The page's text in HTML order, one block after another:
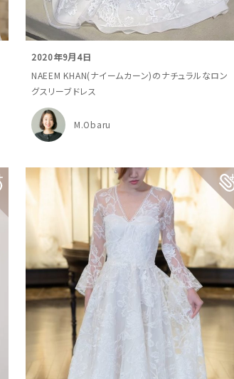
2020年9月4日
NAEEM KHAN(ナイームカーン)のナチュラルなロン
グスリーブドレス
M.Obaru